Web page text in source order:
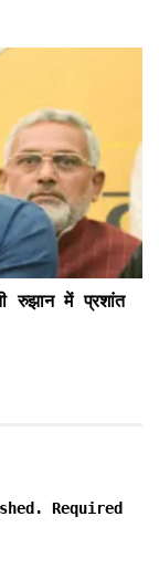
रुझान में प्रशांत
Required